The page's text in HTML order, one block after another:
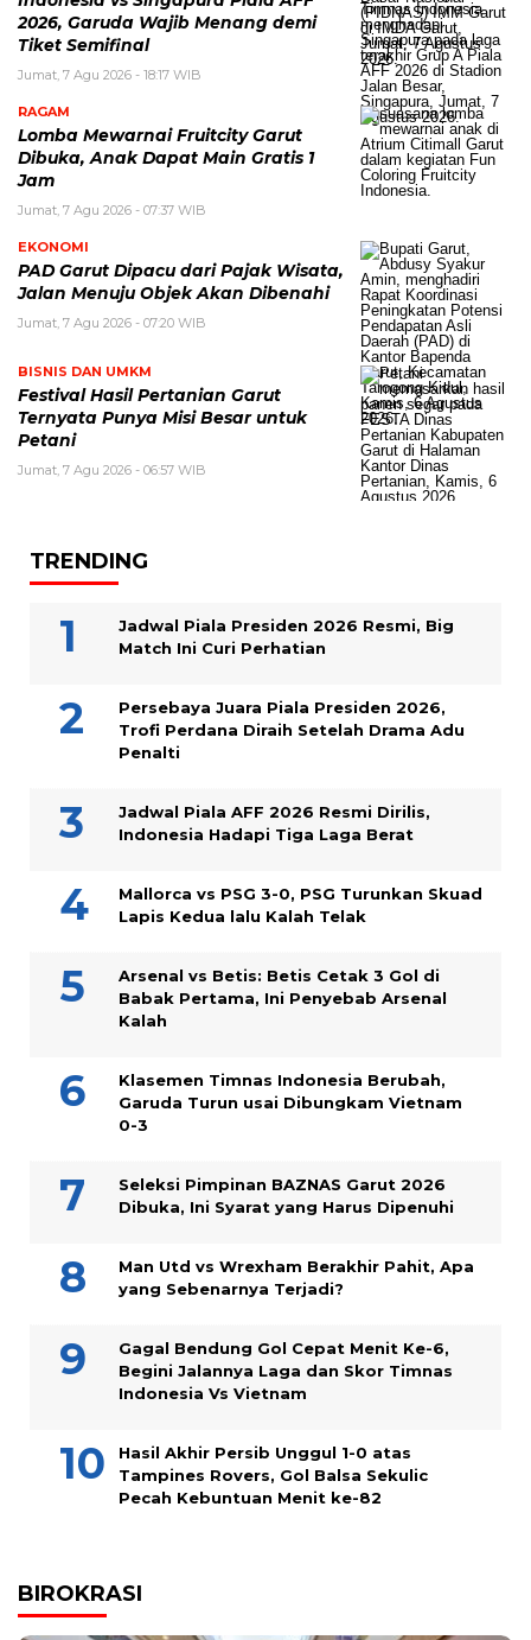
2026, Garuda Wajib Menang demi
Tiket Semifinal
Jumat, 7 Agu 2026 - 18:17 WIB
RAGAM
Lomba Mewarnai Fruitcity Garut
Dibuka, Anak Dapat Main Gratis 1
Jam
Jumat, 7 Agu 2026 - 07:37 WIB
EKONOMI
PAD Garut Dipacu dari Pajak Wisata,
Jalan Menuju Objek Akan Dibenahi
Jumat, 7 Agu 2026 - 07:20 WIB
BISNIS DAN UMKM
Festival Hasil Pertanian Garut
Ternyata Punya Misi Besar untuk
Petani
Jumat, 7 Agu 2026 - 06:57 WIB
TRENDING
Jadwal Piala Presiden 2026 Resmi, Big
Match Ini Curi Perhatian
Persebaya Juara Piala Presiden 2026,
Trofi Perdana Diraih Setelah Drama Adu
Penalti
Jadwal Piala AFF 2026 Resmi Dirilis,
Indonesia Hadapi Tiga Laga Berat
Mallorca vs PSG 3-0, PSG Turunkan Skuad
Lapis Kedua lalu Kalah Telak
Arsenal vs Betis: Betis Cetak 3 Gol di
Babak Pertama, Ini Penyebab Arsenal
Kalah
Klasemen Timnas Indonesia Berubah,
Garuda Turun usai Dibungkam Vietnam
0-3
Seleksi Pimpinan BAZNAS Garut 2026
Dibuka, Ini Syarat yang Harus Dipenuhi
Man Utd vs Wrexham Berakhir Pahit, Apa
yang Sebenarnya Terjadi?
Gagal Bendung Gol Cepat Menit Ke-6,
Begini Jalannya Laga dan Skor Timnas
Indonesia Vs Vietnam
Hasil Akhir Persib Unggul 1-0 atas
Tampines Rovers, Gol Balsa Sekulic
Pecah Kebuntuan Menit ke-82
BIROKRASI